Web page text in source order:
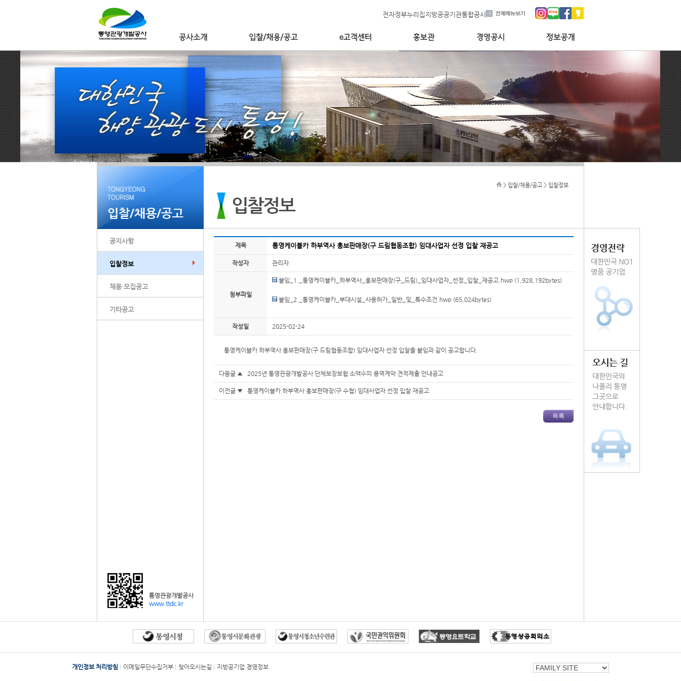
전자정부누리집지방공공기관통합공시
공지사항
입찰정보
채용·모집공고
기타공고
> 입찰/채용/공고 > 입찰정보
제목 통영케이블카 하부역사 홍보판매장(구 드림협동조합) 임대사업자 선정 입찰 재공고
작성자 관리자
첨부파일
붙임_1._통영케이블카_하부역사_홍보판매장(구_드림)_임대사업자_선정_입찰_재공고.hwp (1,928,192bytes)
붙임_2._통영케이블카_부대시설_사용허가_일반_및_특수조건.hwp (65,024bytes)
작성일 2025-02-24
통영케이블카 하부역사 홍보판매장(구 드림협동조합) 임대사업자 선정 입찰을 붙임과 같이 공고합니다.
다음글 ▲ 2025년 통영관광개발공사 단체보장보험 소액수의 용역계약 견적제출 안내공고
이전글 ▼ 통영케이블카 하부역사 홍보판매장(구 수협) 임대사업자 선정 입찰 재공고
개인정보 처리방침 이메일무단수집거부 찾아오시는길 지방공기업 경영정보